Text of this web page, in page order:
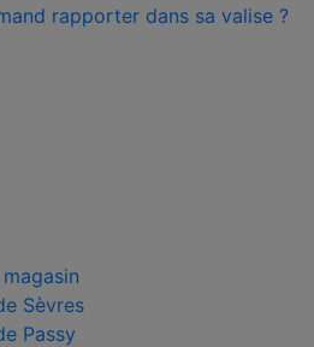
rapporter dans sa valise ?
Sèvres
Passy